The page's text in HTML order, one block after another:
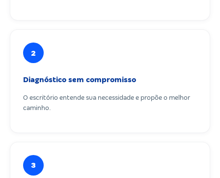
2
Diagnóstico sem compromisso
O escritório entende sua necessidade e propõe o melhor
caminho.
3